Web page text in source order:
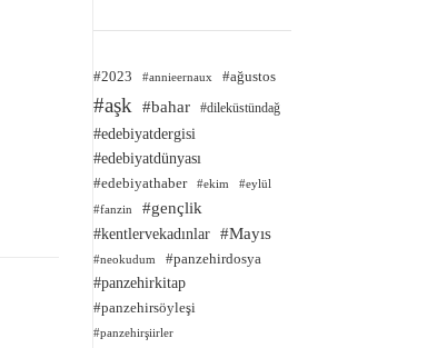
#2023 #annieernaux #ağustos
#aşk #bahar #dileküstündağ
#edebiyatdergisi
#edebiyatdünyası
#edebiyathaber #ekim #eylül
#fanzin
#gençlik
#kentlervekadınlar #Mayıs
#neokudum
#panzehirdosya
#panzehirkitap
#panzehirsöyleşi
#panzehirşiirler